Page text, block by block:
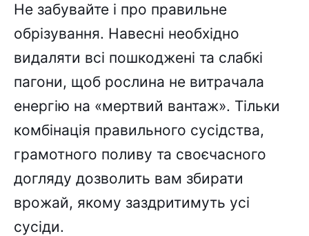
Не забувайте і про правильне
обрізування. Навесні необхідно
видаляти всі пошкоджені та слабкі
пагони, щоб рослина не витрачала
енергію на «мертвий вантаж». Тільки
комбінація правильного сусідства,
грамотного поливу та своєчасного
догляду дозволить вам збирати
врожай, якому заздритимуть усі
сусіди.